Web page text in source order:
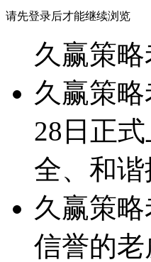
请先登录后才能继续浏览
久赢策
久赢策
28日正
全、和
久赢策
信誉的